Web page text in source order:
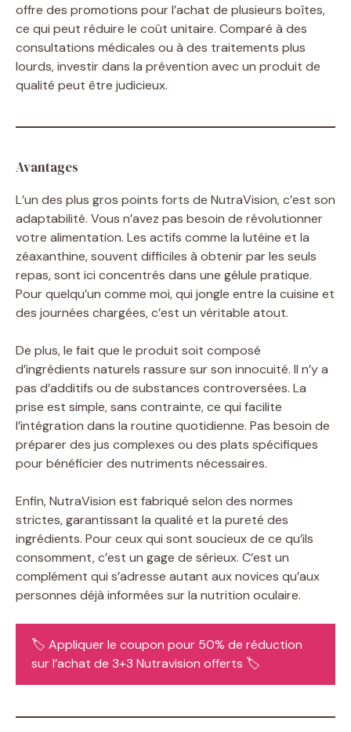
offre des promotions pour l’achat de plusieurs boîtes,
ce qui peut réduire le coût unitaire. Comparé à des
consultations médicales ou à des traitements plus
lourds, investir dans la prévention avec un produit de
qualité peut être judicieux.
Avantages
L’un des plus gros points forts de NutraVision, c’est son
adaptabilité. Vous n’avez pas besoin de révolutionner
votre alimentation. Les actifs comme la lutéine et la
zéaxanthine, souvent difficiles à obtenir par les seuls
repas, sont ici concentrés dans une gélule pratique.
Pour quelqu’un comme moi, qui jongle entre la cuisine et
des journées chargées, c’est un véritable atout.
De plus, le fait que le produit soit composé
d’ingrédients naturels rassure sur son innocuité. Il n’y a
pas d’additifs ou de substances controversées. La
prise est simple, sans contrainte, ce qui facilite
l’intégration dans la routine quotidienne. Pas besoin de
préparer des jus complexes ou des plats spécifiques
pour bénéficier des nutriments nécessaires.
Enfin, NutraVision est fabriqué selon des normes
strictes, garantissant la qualité et la pureté des
ingrédients. Pour ceux qui sont soucieux de ce qu’ils
consomment, c’est un gage de sérieux. C’est un
complément qui s’adresse autant aux novices qu’aux
personnes déjà informées sur la nutrition oculaire.
🏷️ Appliquer le coupon pour 50% de réduction
sur l’achat de 3+3 Nutravision offerts 🏷️